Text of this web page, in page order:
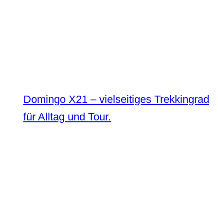
Domingo X21 – vielseitiges Trekkingrad
für Alltag und Tour.